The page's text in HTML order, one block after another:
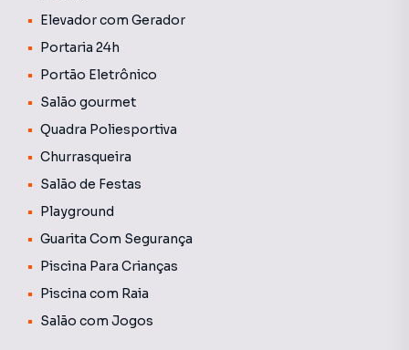
Elevador com Gerador
Portaria 24h
Portão Eletrônico
Salão gourmet
Quadra Poliesportiva
Churrasqueira
Salão de Festas
Playground
Guarita Com Segurança
Piscina Para Crianças
Piscina com Raia
Salão com Jogos